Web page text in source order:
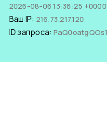
2026-08-06 13:36:25 +0000
Ваш IP: 216.73.217.120
ID запроса: PaQ0oatgQOs1